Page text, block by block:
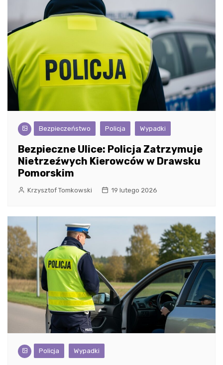
Bezpieczeństwo Policja Wypadki
Bezpieczne Ulice: Policja Zatrzymuje
Nietrzeźwych Kierowców w Drawsku
Pomorskim
Krzysztof Tomkowski 19 lutego 2026
Policja Wypadki